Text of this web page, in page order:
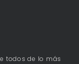
todos de lo más